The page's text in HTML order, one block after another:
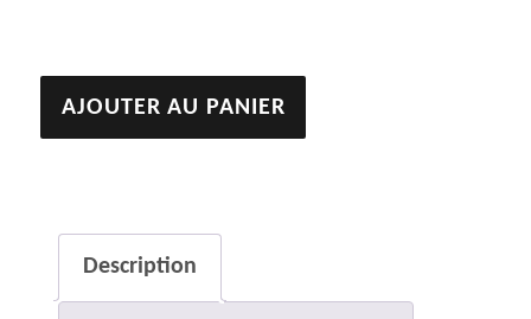
quantité
de
AJOUTER AU PANIER
Description